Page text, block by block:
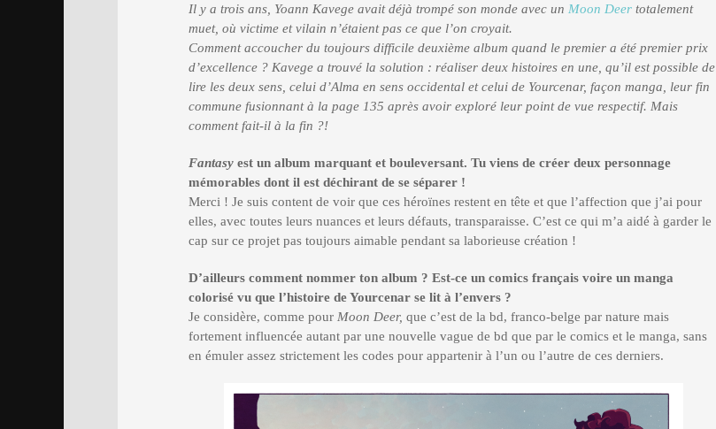
Il y a trois ans, Yoann Kavege avait déjà trompé son monde avec un Moon Deer totalement
muet, où victime et vilain n’étaient pas ce que l’on croyait.
Comment accoucher du toujours difficile deuxième album quand le premier a été premier prix
d’excellence ? Kavege a trouvé la solution : réaliser deux histoires en une, qu’il est possible de
lire les deux sens, celui d’Alma en sens occidental et celui de Yourcenar, façon manga, leur fin
commune fusionnant à la page 135 après avoir exploré leur point de vue respectif. Mais
comment fait-il à la fin ?!
Fantasy est un album marquant et bouleversant. Tu viens de créer deux personnage
mémorables dont il est déchirant de se séparer !
Merci ! Je suis content de voir que ces héroïnes restent en tête et que l’affection que j’ai pour
elles, avec toutes leurs nuances et leurs défauts, transparaisse. C’est ce qui m’a aidé à garder le
cap sur ce projet pas toujours aimable pendant sa laborieuse création !
D’ailleurs comment nommer ton album ? Est-ce un comics français voire un manga
colorisé vu que l’histoire de Yourcenar se lit à l’envers ?
Je considère, comme pour Moon Deer, que c’est de la bd, franco-belge par nature mais
fortement influencée autant par une nouvelle vague de bd que par le comics et le manga, sans
en émuler assez strictement les codes pour appartenir à l’un ou l’autre de ces derniers.